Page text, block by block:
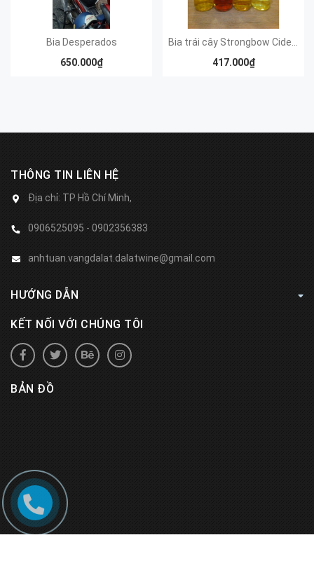
Bia Desperados
650.000₫
417.000₫
THÔNG TIN LIÊN HỆ
Địa chỉ: TP Hồ Chí Minh,
0906525095 - 0902356383
anhtuan.vangdalat.dalatwine@gmail.com
HƯỚNG DẪN
KẾT NỐI VỚI CHÚNG TÔI
BẢN ĐỒ